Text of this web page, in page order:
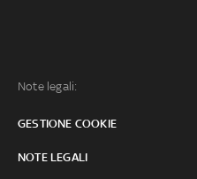
Note legali:
GESTIONE COOKIE
NOTE LEGALI